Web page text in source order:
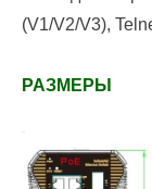
(V1/V2/V3),
РАЗМЕРЫ